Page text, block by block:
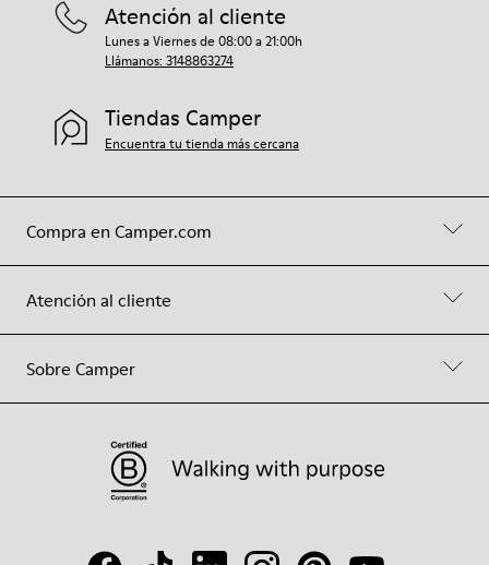
Compra en Camper.com
Atención al cliente
Sobre Camper
Atención al cliente
Lunes a Viernes de 08:00 a 21:00h
Llámanos: 3148863274
Tiendas Camper
Encuentra tu tienda más cercana